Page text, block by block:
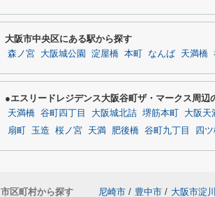
大阪市中央区にある駅から探す
森ノ宮 大阪城公園 淀屋橋 本町 なんば 天満橋
●エスリードレジデンス大阪谷町ザ・マークス周辺
天満橋 谷町四丁目 大阪城北詰 堺筋本町 大阪天
扇町
玉造 桜ノ宮 天満 肥後橋 谷町九丁目 四
市区町村から探す 尼崎市 / 豊中市 / 大阪市淀